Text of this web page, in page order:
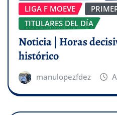
LIGA F MOEVE
TITULARES DEL DÍA
Noticia | Horas
histórico
manulopezfdez